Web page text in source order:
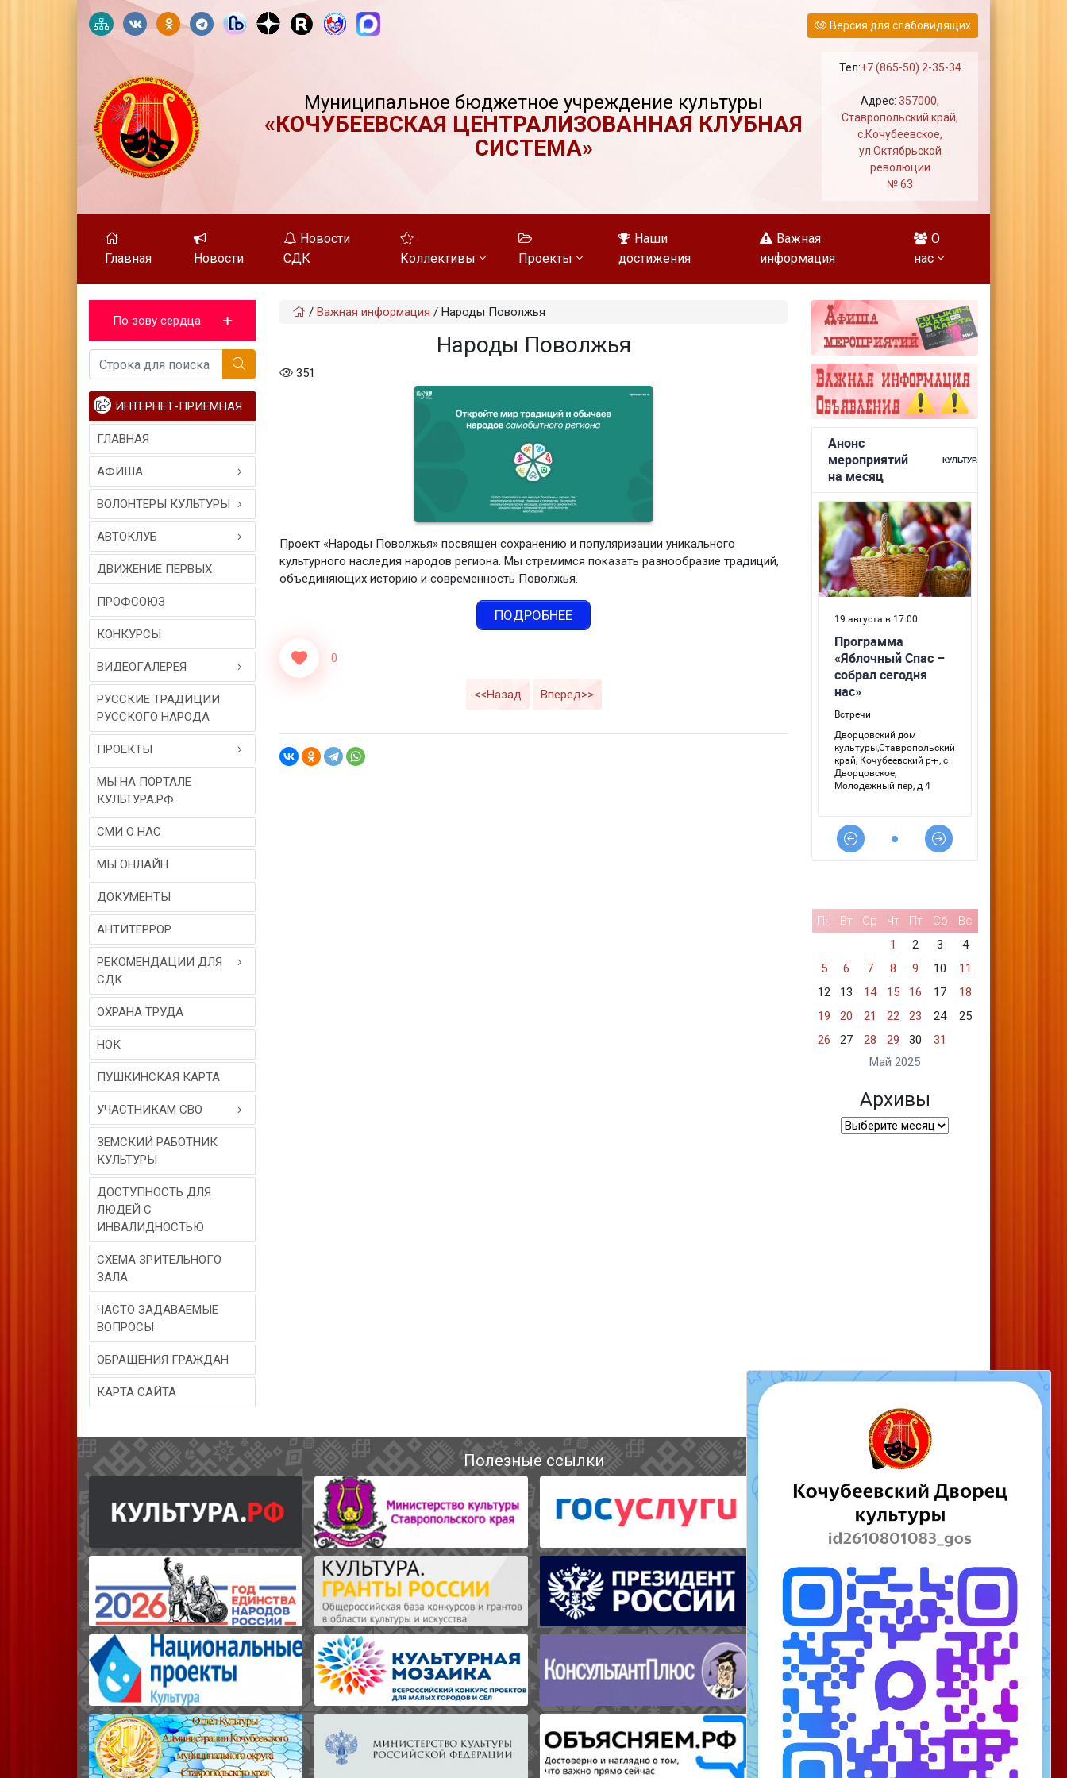
Версия для слабовидящих
Муниципальное бюджетное учреждение культуры
«КОЧУБЕЕВСКАЯ ЦЕНТРАЛИЗОВАННАЯ КЛУБНАЯ
СИСТЕМА»
Тел:+7 (865-50) 2-35-34
Адрес:357000,
Ставропольский край,
с.Кочубеевское,
ул.Октябрьской
революции
№ 63
Главная Новости
Новости
СДК
Коллективы Проекты
Наши
достижения
Важная
информация
О
нас
По зову сердца
ИНТЕРНЕТ-ПРИЕМНАЯ
ГЛАВНАЯ
АФИША
ВОЛОНТЕРЫ КУЛЬТУРЫ
АВТОКЛУБ
ДВИЖЕНИЕ ПЕРВЫХ
ПРОФСОЮЗ
КОНКУРСЫ
ВИДЕОГAЛЕРЕЯ
РУССКИЕ ТРАДИЦИИ
РУССКОГО НАРОДА
ПРОЕКТЫ
МЫ НА ПОРТАЛЕ
КУЛЬТУРА.РФ
СМИ О НАС
МЫ ОНЛАЙН
ДОКУМЕНТЫ
АНТИТЕРРОР
РЕКОМЕНДАЦИИ ДЛЯ
СДК
ОХРАНА ТРУДА
НОК
ПУШКИНСКАЯ КАРТА
УЧАСТНИКАМ СВО
ЗЕМСКИЙ РАБОТНИК
КУЛЬТУРЫ
ДОСТУПНОСТЬ ДЛЯ
ЛЮДЕЙ С
ИНВАЛИДНОСТЬЮ
СХЕМА ЗРИТЕЛЬНОГО
ЗАЛА
ЧАСТО ЗАДАВАЕМЫЕ
ВОПРОСЫ
ОБРАЩЕНИЯ ГРАЖДАН
КАРТА САЙТА
/ Важная информация / Народы Поволжья
Народы Поволжья
351
Проект «Народы Поволжья» посвящен сохранению и популяризации уникального
культурного наследия народов региона. Мы стремимся показать разнообразие традиций,
объединяющих историю и современность Поволжья.
ПОДРОБНЕЕ
0
<<Назад Вперед>>
Май 2025
Пн Вт Ср Чт Пт Сб
Вс
1
2 3
4
5
6 7 8 9 10
11
12
13 14 15 16 17
18
19
20 21 22 23 24
25
26
27 28 29 30 31
Архивы
Архивы
Полезные ссылки